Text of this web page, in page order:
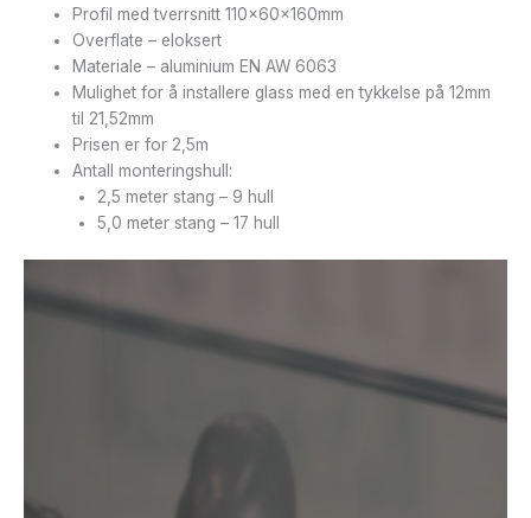
Profil med tverrsnitt 110x60x160mm
Overflate – eloksert
Materiale – aluminium EN AW 6063
Mulighet for å installere glass med en tykkelse på 12mm
til 21,52mm
Prisen er for 2,5m
Antall monteringshull:
2,5 meter stang – 9 hull
5,0 meter stang – 17 hull